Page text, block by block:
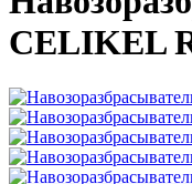
CELIKEL